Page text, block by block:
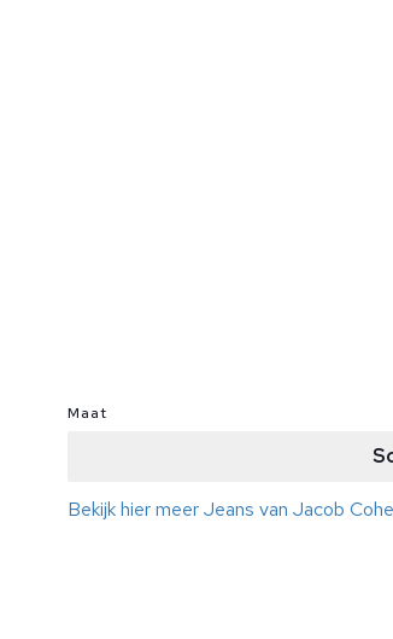
Maat
Bekijk hier meer Jeans van Jacob